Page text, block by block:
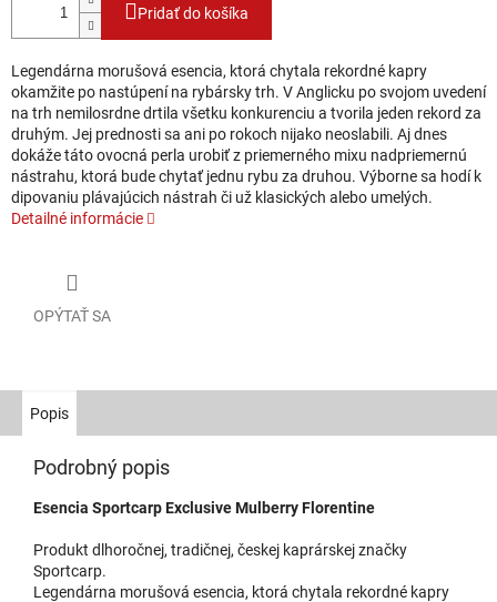
Pridať do košíka
Legendárna morušová esencia, ktorá chytala rekordné kapry
okamžite po nastúpení na rybársky trh. V Anglicku po svojom uvedení
na trh nemilosrdne drtila všetku konkurenciu a tvorila jeden rekord za
druhým. Jej prednosti sa ani po rokoch nijako neoslabili. Aj dnes
dokáže táto ovocná perla urobiť z priemerného mixu nadpriemernú
nástrahu, ktorá bude chytať jednu rybu za druhou. Výborne sa hodí k
dipovaniu plávajúcich nástrah či už klasických alebo umelých.
Detailné informácie
OPÝTAŤ SA
Popis
Podrobný popis
Esencia Sportcarp Exclusive Mulberry Florentine
Produkt dlhoročnej, tradičnej, českej kaprárskej značky
Sportcarp.
Legendárna morušová esencia, ktorá chytala rekordné kapry